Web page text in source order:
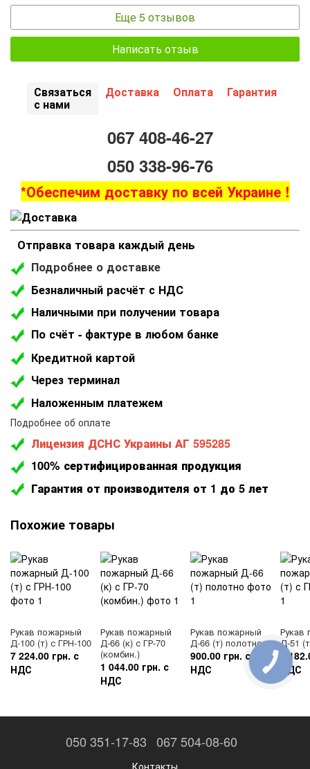
Еще 5 отзывов
Написать отзыв
Связаться
с нами
Доставка Оплата Гарантия
067 408-46-27
050 338-96-76
*Обеспечим доставку по всей Украине !
Отправка товара каждый день
Подробнее о доставке
Безналичный расчёт с НДС
Наличными при получении товара
По счёт - фактуре в любом банке
Кредитной картой
Через терминал
Наложенным платежем
Подробнее об оплате
Лицензия ДСНС Украины АГ 595285
100% сертифицированная продукция
Гарантия от производителя от 1 до 5 лет
Похожие товары
Рукав пожарный
Д-100 (т) с ГРН-100
7 224.00 грн. с
НДС
Рукав пожарный
Д-66 (к) с ГР-70
(комбин.)
1 044.00 грн. с
НДС
Рукав пожарный
Д-66 (т) полотно
900.00 грн. с
НДС
Рукав
Д-51
1
НДС
050 351-17-83 067 504-08-60
Контакты